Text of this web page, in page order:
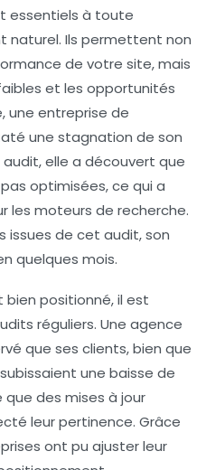
essentiels à toute
naturel. Ils permettent non
de votre site, mais
et les opportunités
une entreprise de
une stagnation de son
elle a découvert que
optimisées, ce qui a
les moteurs de recherche.
issues de cet audit, son
quelques mois.
bien positionné, il est
réguliers. Une agence
que ses clients, bien que
une baisse de
que des mises à jour
leur pertinence. Grâce
ont pu ajuster leur